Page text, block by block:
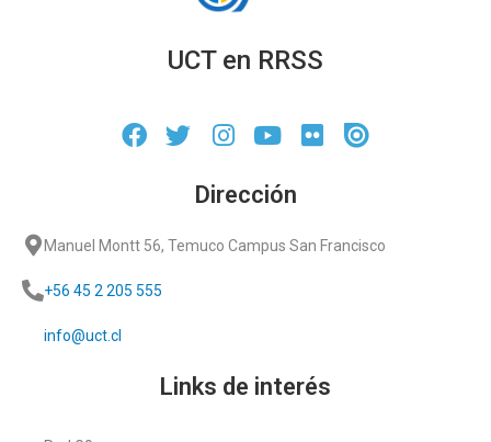
UCT en RRSS
Dirección
Manuel Montt 56, Temuco Campus San Francisco
+56 45 2 205 555
info@uct.cl
Links de interés